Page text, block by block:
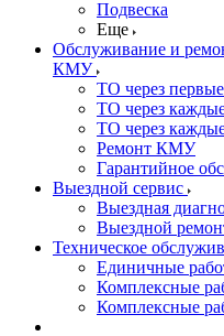
Подвеска
Еще
Обслуживание и
КМУ
ТО через
ТО через
ТО через
Ремонт КМУ
Гарантийное
Выездной сервис
Выездная
Выездной
Техническое
Единичные
Комплексные
Комплексные